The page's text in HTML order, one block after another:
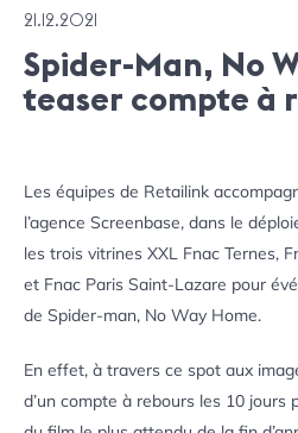
21.12.2021
Spider-Man, No
teaser compte à
Les équipes de Retailink
l’agence Screenbase, dans le
les trois vitrines XXL Fnac Ternes,
et Fnac Paris Saint-Lazare pour
de Spider-man, No Way Home.
En effet, à travers ce spot aux
d’un compte à rebours les 10 jours